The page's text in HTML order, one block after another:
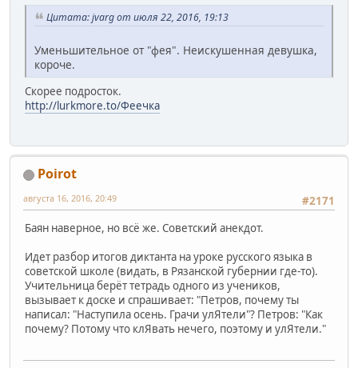
Цитата: jvarg от июля 22, 2016, 19:13
Уменьшительное от "фея". Неискушенная девушка,
короче.
Скорее подросток.
http://lurkmore.to/Феечка
Poirot
#2171
августа 16, 2016, 20:49
Баян наверное, но всё же. Советский анекдот.
Идет разбор итогов диктанта на уроке русского языка в
советской школе (видать, в Рязанской губернии где-то).
Учительница берёт тетрадь одного из учеников,
вызывает к доске и спрашивает: "Петров, почему ты
написал: "Наступила осень. Грачи улЯтели"? Петров: "Как
почему? Потому что клЯвать нечего, поэтому и улЯтели."